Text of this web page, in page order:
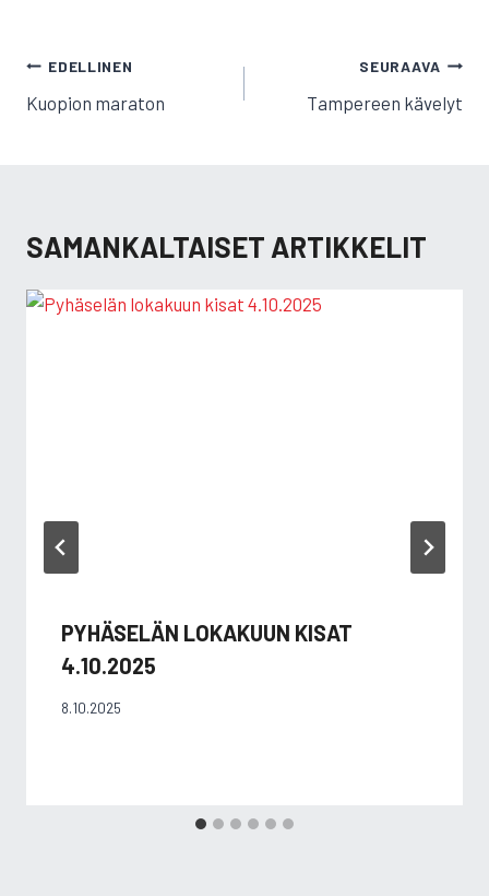
ARTIKKELIEN
SELAUS
EDELLINEN
Kuopion maraton
SEURAAVA
Tampereen kävelyt
SAMANKALTAISET ARTIKKELIT
PYHÄSELÄN LOKAKUUN KISAT
4.10.2025
8.10.2025